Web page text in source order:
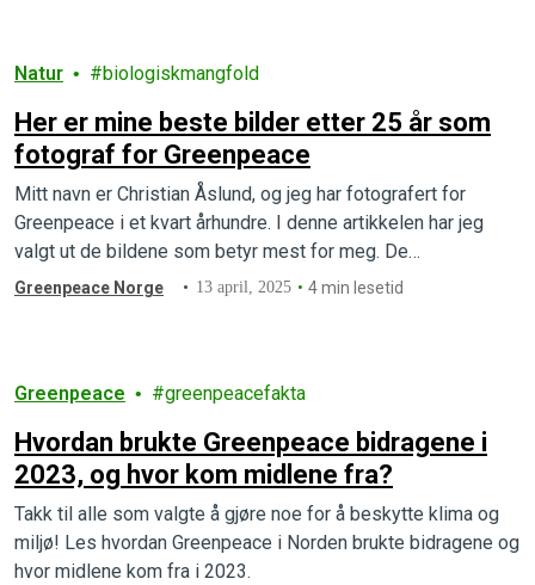
Natur biologiskmangfold
Her er mine beste bilder etter 25 år som
fotograf for Greenpeace
Mitt navn er Christian Åslund, og jeg har fotografert for
Greenpeace i et kvart århundre. I denne artikkelen har jeg
valgt ut de bildene som betyr mest for meg. De…
Greenpeace Norge 13 april, 2025 4 min lesetid
Greenpeace greenpeacefakta
Hvordan brukte Greenpeace bidragene i
2023, og hvor kom midlene fra?
Takk til alle som valgte å gjøre noe for å beskytte klima og
miljø! Les hvordan Greenpeace i Norden brukte bidragene og
hvor midlene kom fra i 2023.